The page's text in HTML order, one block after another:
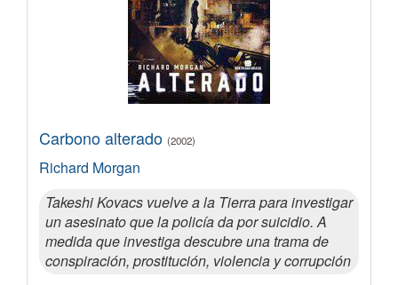
Carbono alterado (2002)
Richard Morgan
Takeshi Kovacs vuelve a la Tierra para investigar
un asesinato que la policía da por suicidio. A
medida que investiga descubre una trama de
conspiración, prostitución, violencia y corrupción